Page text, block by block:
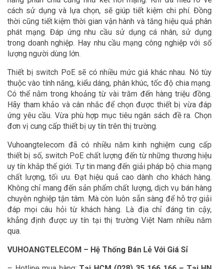
cách sử dụng và lựa chọn, sẽ giúp tiết kiệm chi phí. Đồng
thời cũng tiết kiệm thời gian vận hành và tăng hiệu quả phân
phát mạng. Đáp ứng nhu cầu sử dụng cá nhân, sử dụng
trong doanh nghiệp. Hay nhu cầu mạng công nghiệp với số
lượng người dùng lớn.
Thiết bị switch PoE sẽ có nhiều mức giá khác nhau. Nó tùy
thuộc vào tính năng, kiểu dáng, phân khúc, tốc độ chia mạng.
Có thể nằm trong khoảng từ vài trăm đến hàng triệu đồng.
Hãy tham khảo và cân nhắc để chọn được thiết bị vừa đáp
ứng yêu cầu. Vừa phù hợp mục tiêu ngân sách đề ra. Chọn
đơn vị cung cấp thiết bị uy tín trên thị trường.
Vuhoangtelecom đã có nhiều năm kinh nghiệm cung cấp
thiết bị số, switch PoE chất lượng đến từ những thương hiệu
uy tín khắp thế giới. Tự tin mang đến giải pháp bộ chia mạng
chất lượng, tối ưu. Đạt hiệu quả cao dành cho khách hàng.
Không chỉ mang đến sản phẩm chất lượng, dịch vụ bán hàng
chuyên nghiệp tận tâm. Mà còn luôn sẵn sàng để hỗ trợ giải
đáp mọi câu hỏi từ khách hàng. Là địa chỉ đáng tin cậy,
khẳng định được uy tín tại thị trường Việt Nam nhiều năm
qua.
VUHOANGTELECOM – Hệ Thống Bán Lẻ Với Giá Sỉ